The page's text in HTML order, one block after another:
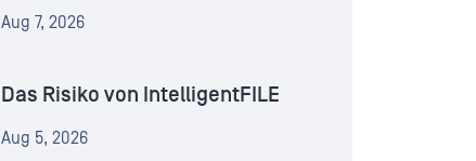
Aug 7, 2026
Das Risiko von IntelligentFILE
Aug 5, 2026